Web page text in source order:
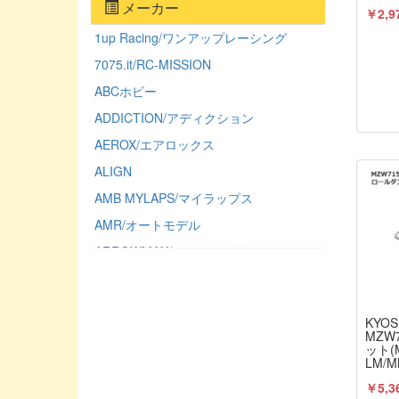
￥
ット
LM/
￥
メーカー
1up Racing/ワンアップレーシング
7075.it/RC-MISSION
ABCホビー
ADDICTION/アディクション
AEROX/エアロックス
ALIGN
AMB MYLAPS/マイラップス
AMR/オートモデル
ARROWMAX/アローマックス